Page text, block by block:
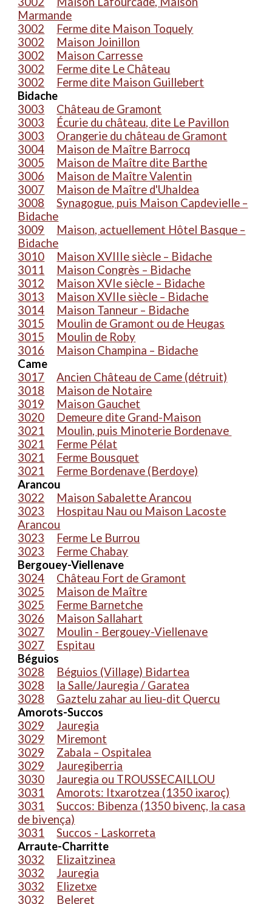
Marmande
3002
Ferme dite Maison Toquely
3002
Maison Joinillon
3002
Maison Carresse
3002
Ferme dite Le Château
3002
Ferme dite Maison Guillebert
Bidache
3003
Château de Gramont
3003
Écurie du château, dite Le Pavillon
3003
Orangerie du château de Gramont
3004
Maison de Maître Barrocq
3005
Maison de Maître dite Barthe
3006
Maison de Maître Valentin
3007
Maison de Maître d'Uhaldea
3008
Synagogue, puis Maison Capdevielle –
Bidache
3009
Maison, actuellement Hôtel Basque –
Bidache
3010
Maison XVIIIe siècle – Bidache
3011
Maison Congrès – Bidache
3012
Maison XVIe siècle – Bidache
3013
Maison XVIIe siècle – Bidache
3014
Maison Tanneur – Bidache
3015
Moulin de Gramont ou de Heugas
3015
Moulin de Roby
3016
Maison Champina – Bidache
Came
3017
Ancien Château de Came (détruit)
3018
Maison de Notaire
3019
Maison Gauchet
3020
Demeure dite Grand-Maison
3021
Moulin, puis Minoterie Bordenave
3021
Ferme Pélat
3021
Ferme Bousquet
3021
Ferme Bordenave (Berdoye)
Arancou
3022
Maison Sabalette Arancou
3023
Hospitau Nau ou Maison Lacoste
Arancou
3023
Ferme Le Burrou
3023
Ferme Chabay
Bergouey-Viellenave
3024
Château Fort de Gramont
3025
Maison de Maître
3025
Ferme Barnetche
3026
Maison Sallahart
3027
Moulin - Bergouey-Viellenave
3027
Espitau
Béguios
3028
Béguios (Village) Bidartea
3028
la Salle/Jauregia / Garatea
3028
Gaztelu zahar au lieu-dit Quercu
Amorots-Succos
3029
Jauregia
3029
Miremont
3029
Zabala – Ospitalea
3029
Jauregiberria
3030
Jauregia ou TROUSSECAILLOU
3031
Amorots: Itxarotzea (1350 ixaroç)
3031
Succos: Bibenza (1350 bivenç, la casa
de bivença)
3031
Succos - Laskorreta
Arraute-Charritte
3032
Elizaitzinea
3032
Jauregia
3032
Elizetxe
3032
Beleret